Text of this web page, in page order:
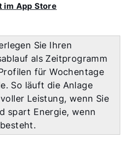
im App Store
Sie Ihren
als Zeitprogramm
für Wochentage
So läuft die Anlage
Leistung, wenn Sie
spart Energie, wenn